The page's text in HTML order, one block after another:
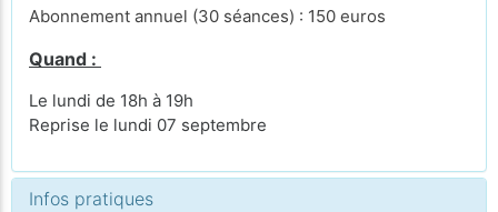
Abonnement annuel (30 séances) : 150 euros
Quand :
Le lundi de 18h à 19h
Reprise le lundi 07 septembre
Infos pratiques